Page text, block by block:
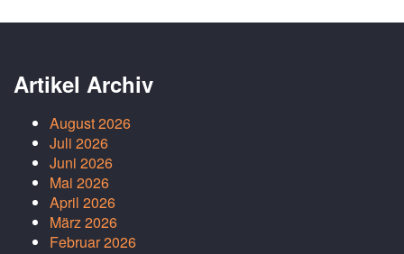
Artikel Archiv
August 2026
Juli 2026
Juni 2026
Mai 2026
April 2026
März 2026
Februar 2026